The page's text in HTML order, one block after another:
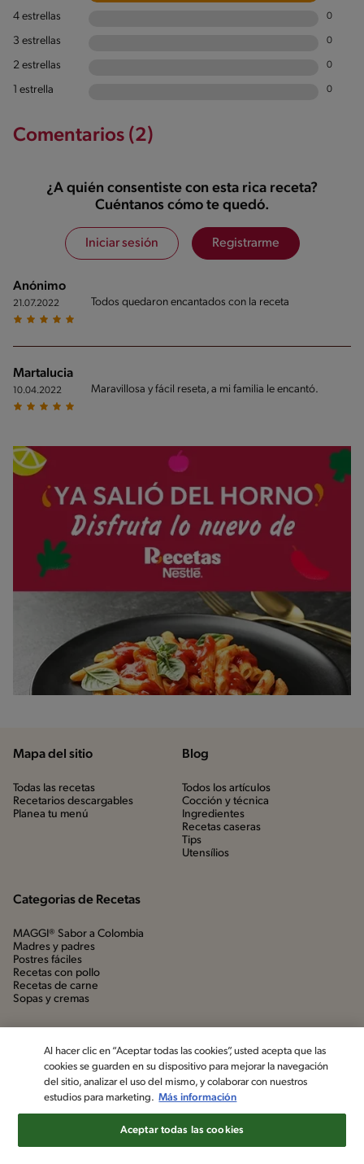
4 estrellas 0
3 estrellas 0
2 estrellas 0
1 estrella 0
Comentarios (2)
¿A quién consentiste con esta rica receta?
Cuéntanos cómo te quedó.
Iniciar sesión Registrarme
Anónimo
21.07.2022 Todos quedaron encantados con la receta
Martalucia
10.04.2022 Maravillosa y fácil reseta, a mi familia le encantó.
Mapa del sitio
Todas las recetas
Recetarios descargables
Planea tu menú
Blog
Todos los artículos
Cocción y técnica
Ingredientes
Recetas caseras
Tips
Utensílios
Categorias de Recetas
MAGGI® Sabor a Colombia
Madres y padres
Postres fáciles
Recetas con pollo
Recetas de carne
Sopas y cremas
©2022, Nestlé. Marcas registradas por Société dels Produits Nestlé,
Al hacer clic en “Aceptar todas las cookies”, usted acepta que las
cookies se guarden en su dispositivo para mejorar la navegación
del sitio, analizar el uso del mismo, y colaborar con nuestros
estudios para marketing. Más información
Aceptar todas las cookies